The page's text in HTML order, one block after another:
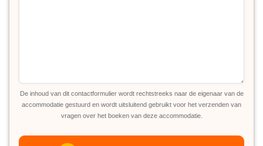
De inhoud van dit contactformulier wordt rechtstreeks naar de eigenaar van de
accommodatie gestuurd en wordt uitsluitend gebruikt voor het verzenden van
vragen over het boeken van deze accommodatie.